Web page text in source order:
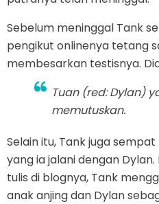
Sebelum meninggal Tank
pengikut onlinenya tetang
membesarkan testisnya.
Tuan (red: Dylan)
memutuskan.
Selain itu, Tank juga
yang ia jalani dengan
tulis di blognya, Tank
anak anjing dan Dylan